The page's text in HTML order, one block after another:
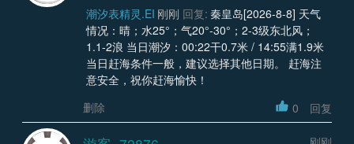
潮汐表精灵.EI 刚刚 回复: 秦皇岛[2026-8-8] 天气
情况：晴；水25°；气20°-30°；2-3级东北风；
1.1-2浪 当日潮汐：00:22干0.7米 / 14:55满1.9米
当日赶海条件一般，建议选择其他日期。 赶海注
意安全，祝你赶海愉快！
删除
0 回复